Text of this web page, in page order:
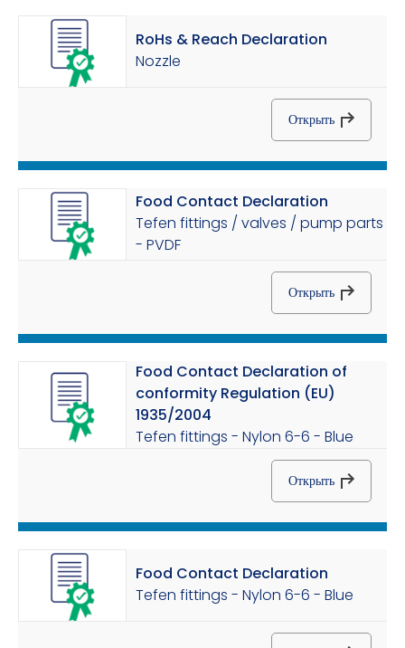
RoHs & Reach Declaration
Nozzle
Открыть
Food Contact Declaration
Tefen fittings / valves / pump parts
- PVDF
Открыть
Food Contact Declaration of
conformity Regulation (EU)
1935/2004
Tefen fittings - Nylon 6-6 - Blue
Открыть
Food Contact Declaration
Tefen fittings - Nylon 6-6 - Blue